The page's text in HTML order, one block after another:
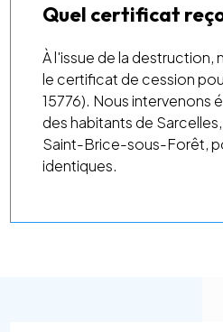
Quel certificat
À l'issue de la destruction,
le certificat de cession
15776). Nous intervenons
des habitants de
Saint-Brice-sous-Forêt,
identiques.